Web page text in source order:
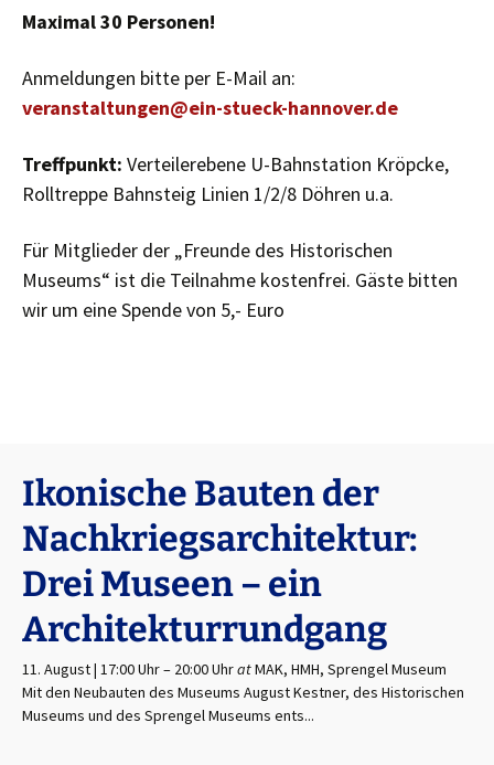
Maximal 30 Personen!
Anmeldungen bitte per E-Mail an:
veranstaltungen@ein-stueck-hannover.de
Treffpunkt: Verteilerebene U-Bahnstation Kröpcke,
Rolltreppe Bahnsteig Linien 1/2/8 Döhren u.a.
Für Mitglieder der „Freunde des Historischen
Museums“ ist die Teilnahme kostenfrei. Gäste bitten
wir um eine Spende von 5,- Euro
Ikonische Bauten der
Nachkriegsarchitektur:
Drei Museen – ein
Architekturrundgang
11. August | 17:00 Uhr– 20:00 UhratMAK, HMH, Sprengel Museum
Mit den Neubauten des Museums August Kestner, des Historischen
Museums und des Sprengel Museums ents...